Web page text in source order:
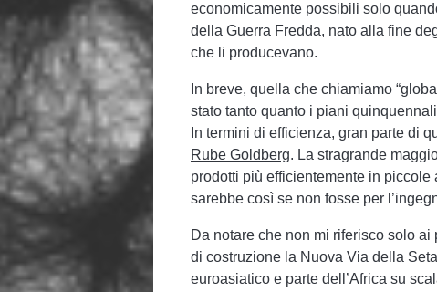
economicamente possibili solo
della Guerra Fredda, nato alla fine
che li producevano.
In breve, quella che chiamiamo
stato tanto quanto i piani
In termini di efficienza, gran parte di
Rube Goldberg. La stragrande
prodotti più efficientemente in
sarebbe così se non fosse per
Da notare che non mi riferisco solo
di costruzione la Nuova Via della
euroasiatico e parte dell’Africa su